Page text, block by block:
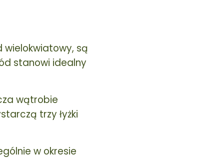
wielokwiatowy, są
stanowi idealny
wątrobie
trzy łyżki
w okresie